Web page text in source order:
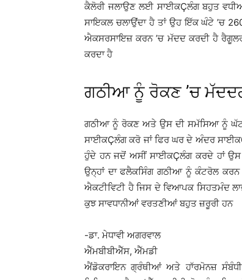
ਕੈਲੋਰੀ ਜਲਾਉਣ ਲਈ ਸਾਈਕÇਲੰਗ ਬਹੁਤ
ਸਾਇਕਲ ਚਲਾਉਂਦਾ ਹੈ ਤਾਂ ਉਹ ਇੱਕ ਘੰਟੇ ’ਚ
ਐਕਸਰਸਾਇਜ਼ ਕਰਨ ’ਚ ਮੱਦਦ ਕਰਦੀ ਹੈ
ਕਰਦਾ ਹੈ
ਗਠੀਆ ਨੂੰ ਰੋਕਣ ’ਚ
ਗਠੀਆ ਨੂੰ ਰੋਕਣ ਅਤੇ ਉਸ ਦੀ ਸਮੱਸਿਆ ਨੂੰ
ਸਾਈਕÇਲੰਗ ਕਰੋ ਜਾਂ ਫਿਰ ਘਰ ਦੇ ਅੰਦਰ
ਹੁੰਦੇ ਹਨ ਜਦੋਂ ਅਸੀਂ ਸਾਈਕÇਲੰਗ ਕਰਦੇ ਹਾਂ
ਉਨ੍ਹਾਂ ਦਾ ਫਲੈਕਸਿੰਗ ਗਠੀਆ ਨੂੰ ਕੰਟਰੋਲ ਕਰਨ
ਐਕਟੀਵਿਟੀ ਹੈ ਜਿਸ ਦੇ ਵਿਆਪਕ ਸਿਹਤਮੰਦ
ਕੁਝ ਸਾਵਧਾਨੀਆਂ ਵਰਤਣੀਆਂ ਬਹੁਤ ਜ਼ਰੂਰੀ ਹਨ
-ਡਾ. ਮੇਧਾਵੀ ਅਗਰਵਾਲ
ਐੱਮਬੀਬੀਐੱਸ, ਐੱਮਡੀ
ਐਂਡੋਕਰਾਇਨ ਗ੍ਰੰਥੀਆਂ ਅਤੇ ਹਾੱਰਮੋਨਜ਼